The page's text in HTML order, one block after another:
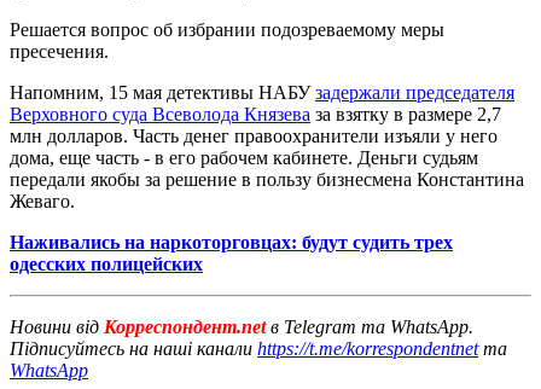
Решается вопрос об избрании подозреваемому меры
пресечения.
Напомним, 15 мая детективы НАБУзадержали председателя
Верховного суда Всеволода Князева за взятку в размере 2,7
млн долларов. Часть денег правоохранители изъяли у него
дома, еще часть - в его рабочем кабинете. Деньги судьям
передали якобы за решение в пользу бизнесмена Константина
Жеваго.
Наживались на наркоторговцах: будут судить трех
одесских полицейских
Новини від Корреспондент.netв Telegram та WhatsApp.
Підписуйтесь на наші канали https://t.me/korrespondentnetта
WhatsApp